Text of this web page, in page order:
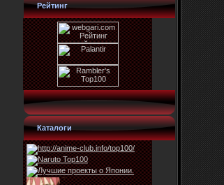
Рейтинг
Каталоги